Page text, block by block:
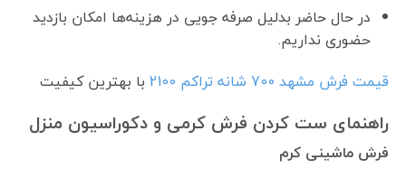
در حال حاضر بدلیل صرفه جویی در هزینه‌ها امکان بازدید
حضوری نداریم.
قیمت فرش مشهد 700 شانه تراکم 2100
با بهترین کیفیت
راهنمای ست کردن فرش کرمی و دکوراسیون منزل
فرش ماشینی کرم